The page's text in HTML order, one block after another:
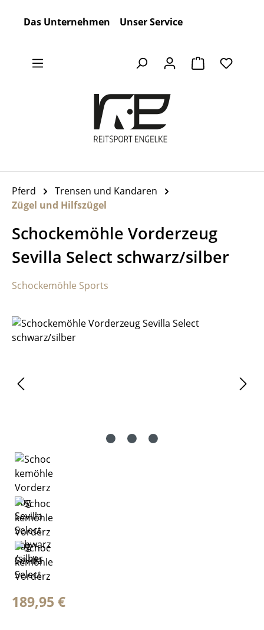
Das Unternehmen Unser Service
Warenkorb
Pferd
Trensen und Kandaren
Zügel und Hilfszügel
Schockemöhle Vorderzeug
Sevilla Select schwarz/silber
Schockemöhle Sports
Bildergalerie überspringen
Regulärer Preis:
189,95 €